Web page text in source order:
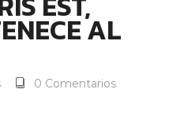
AL
0 Comentarios